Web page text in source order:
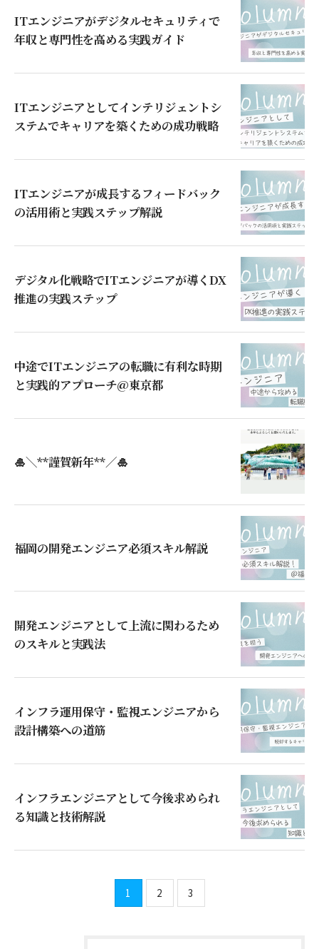
ITエンジニアがデジタルセキュリティで
年収と専門性を高める実践ガイド
ITエンジニアとしてインテリジェントシ
ステムでキャリアを築くための成功戦略
ITエンジニアが成長するフィードバック
の活用術と実践ステップ解説
デジタル化戦略でITエンジニアが導くDX
推進の実践ステップ
中途でITエンジニアの転職に有利な時期
と実践的アプローチ@東京都
🎍＼**謹賀新年**／🎍
福岡の開発エンジニア必須スキル解説
開発エンジニアとして上流に関わるため
のスキルと実践法
インフラ運用保守・監視エンジニアから
設計構築への道筋
インフラエンジニアとして今後求められ
る知識と技術解説
1 2 3